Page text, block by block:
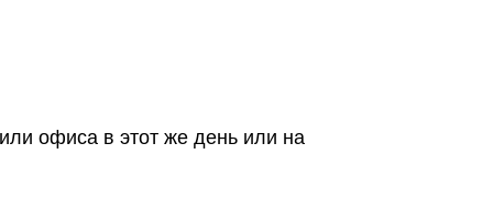
офиса в этот же день или на